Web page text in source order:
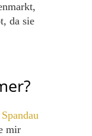
da sie
mir